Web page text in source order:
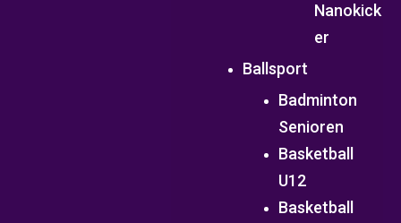
Nanokick
er
Ballsport
Badminton
Senioren
Basketball
U12
Basketball